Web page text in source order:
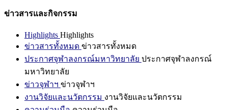
ข่าวสารและกิจกรรม
Highlights Highlights
ข่าวสารทั้งหมด ข่าวสารทั้งหมด
ประกาศจุฬาลงกรณ์มหาวิทยาลัย ประกาศจุฬาลงกรณ์
มหาวิทยาลัย
ข่าวจุฬาฯ ข่าวจุฬาฯ
งานวิจัยและนวัตกรรม งานวิจัยและนวัตกรรม